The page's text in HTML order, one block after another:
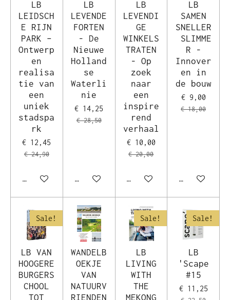
LB
LEIDSCH
E RIJN
PARK –
Ontwerp
en
realisa
tie van
een
uniek
stadspa
rk
€ 12,45
€ 24,90
In winkelwagen
LB
LEVENDE
FORTEN
- De
Nieuwe
Holland
se
Waterli
nie
€ 14,25
€ 28,50
In winkelwagen
LB
LEVENDI
GE
WINKELS
TRATEN
- Op
zoek
naar
een
inspire
rend
verhaal
€ 10,00
€ 20,00
In winkelwagen
LB
SAMEN
SNELLER
SLIMME
R -
Innover
en in
de bouw
€ 9,00
€ 18,00
In
Sale!
LB VAN
HOOGERE
BURGERS
CHOOL
TOT
WANDELB
OEKJE
VAN
NATUURV
RIENDEN
Sale!
LB
LIVING
WITH
THE
MEKONG
Sale!
LB
'Scape
#15
€ 11,25